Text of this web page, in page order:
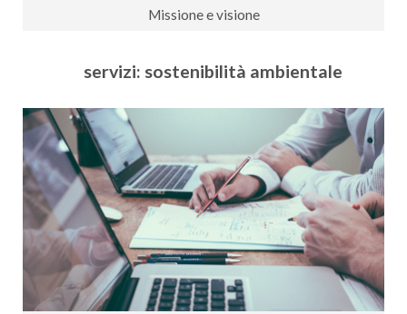
Missione e visione
servizi: sostenibilità ambientale